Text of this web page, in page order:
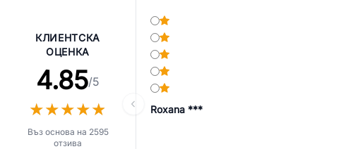
КЛИЕНТСКА
ОЦЕНКА
4.85/5
★★★★★
★★★★★
Въз основа на 2595
отзива
Roxana ***